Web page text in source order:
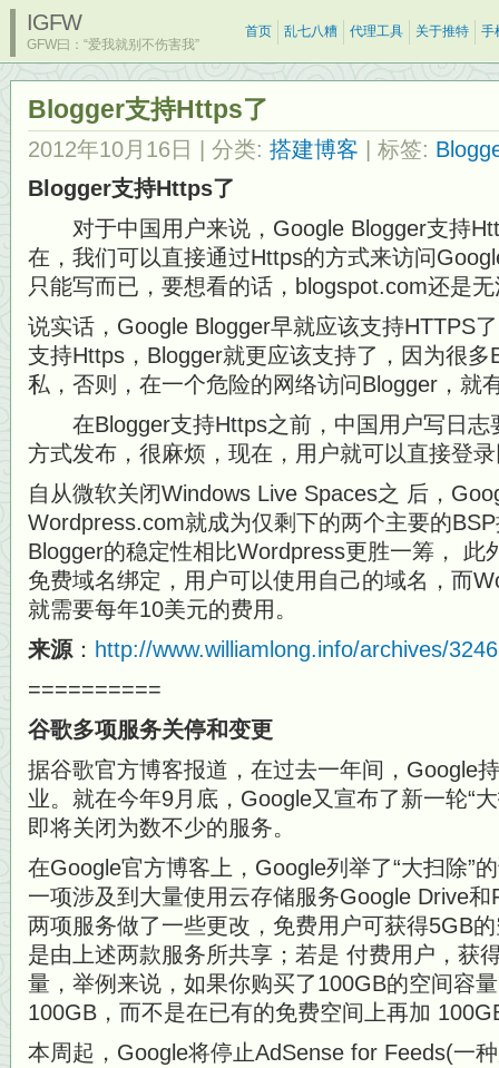
IGFW
GFW曰：“爱我就别不伤害我”
首页 乱七八糟 代理工具 关于推特 手
Blogger支持Https了
2012年10月16日 | 分类: 搭建博客 | 标签:
Blogger支持Https了
对于中国用户来说，Google Blogger支持
在，我们可以直接通过Https的方式来访问
只能写而已，要想看的话，blogspot.com还是
说实话，Google Blogger早就应该支持HTTPS
支持Https，Blogger就更应该支持了，因为很
私，否则，在一个危险的网络访问Blogger，就
在Blogger支持Https之前，中国用户写日志
方式发布，很麻烦，现在，用户就可以直接登
自从微软关闭Windows Live Spaces之 后，
Wordpress.com就成为仅剩下的两个主要的
Blogger的稳定性相比Wordpress更胜一筹， 此
免费域名绑定，用户可以使用自己的域名，而
就需要每年10美元的费用。
来源 ： http://www.williamlong.info/archives/
==========
谷歌多项服务关停和变更
据谷歌官方博客报道，在过去一年间，Google
业。就在今年9月底，Google又宣布了新一轮“
即将关闭为数不少的服务。
在Google官方博客上，Google列举了“大扫除”
一项涉及到大量使用云存储服务Google Drive
两项服务做了一些更改，免费用户可获得5GB
是由上述两款服务所共享；若是 付费用户，获
量，举例来说，如果你购买了100GB的空间容
100GB，而不是在已有的免费空间上再加
本周起，Google将停止AdSense for Feeds(一